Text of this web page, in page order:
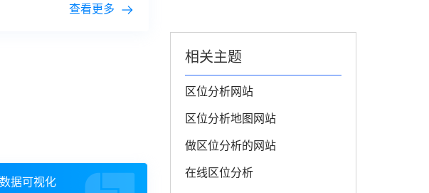
付费，但是操作难度也比较高
查看更多
据可视化
相关主题
区位分析网站
区位分析地图网站
做区位分析的网站
在线区位分析